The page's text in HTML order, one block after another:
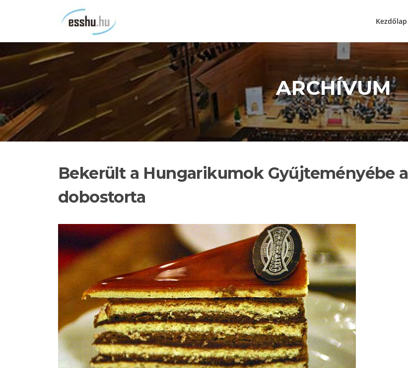
Kezdőlap
ARCHÍVUM
Bekerült a Hungarikumok Gyűjteményébe a
dobostorta